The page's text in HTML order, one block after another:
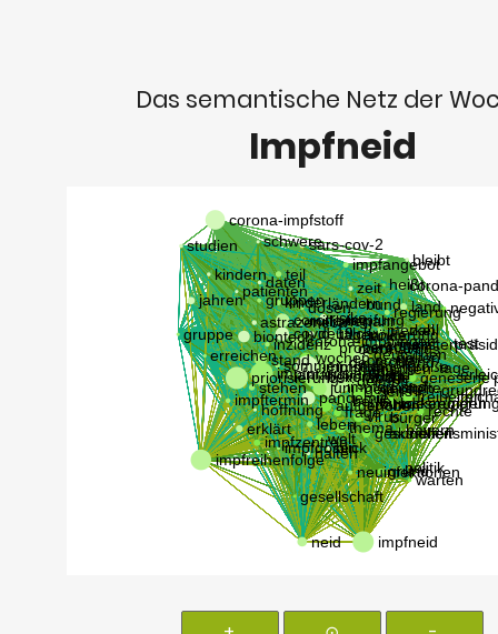
Das semantische Netz der
Impfneid